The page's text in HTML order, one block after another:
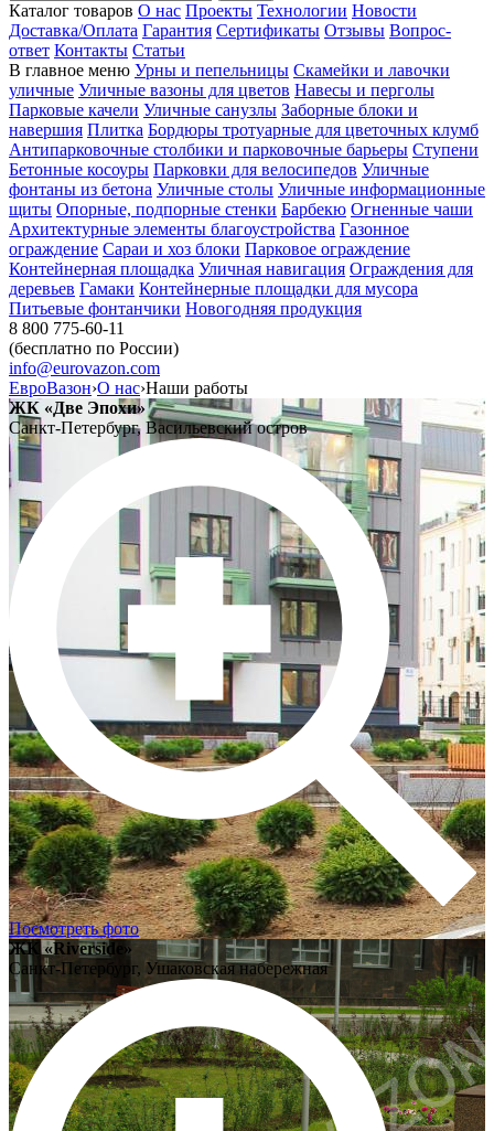
Каталог товаров О нас Проекты Технологии Новости
Доставка/Оплата Гарантия Сертификаты Отзывы Вопрос-
ответ Контакты Статьи
В главное меню Урны и пепельницы Скамейки и лавочки
уличные Уличные вазоны для цветов Навесы и перголы
Парковые качели Уличные санузлы Заборные блоки и
навершия Плитка Бордюры тротуарные для цветочных клумб
Антипарковочные столбики и парковочные барьеры Ступени
Бетонные косоуры Парковки для велосипедов Уличные
фонтаны из бетона Уличные столы Уличные информационные
щиты Опорные, подпорные стенки Барбекю Огненные чаши
Архитектурные элементы благоустройства Газонное
ограждение Сараи и хоз блоки Парковое ограждение
Контейнерная площадка Уличная навигация Ограждения для
деревьев Гамаки Контейнерные площадки для мусора
Питьевые фонтанчики Новогодняя продукция
8 800 775-60-11
(бесплатно по России)
info@eurovazon.com
ЕвроВазон›О нас›Наши работы
ЖК «Две Эпохи»
Санкт-Петербург, Васильевский остров
Посмотреть фото
ЖК «Riverside»
Санкт-Петербург, Ушаковская набережная